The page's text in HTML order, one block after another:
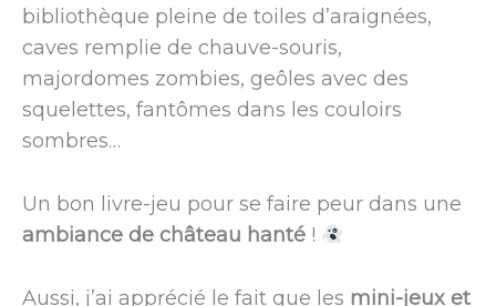
bibliothèque pleine de toiles d’araignées,
caves remplie de chauve-souris,
majordomes zombies, geôles avec des
squelettes, fantômes dans les couloirs
sombres…
Un bon livre-jeu pour se faire peur dans une
ambiance de château hanté !
Aussi, j’ai apprécié le fait que les mini-jeux et